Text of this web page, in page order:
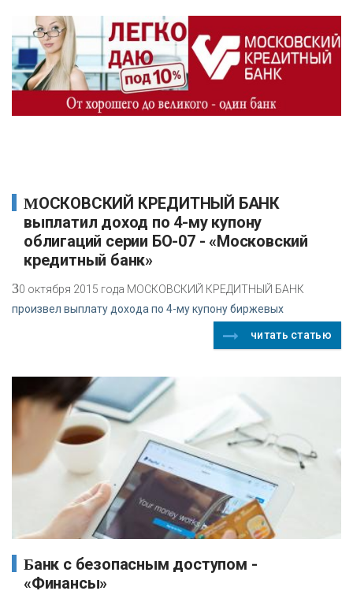
МОСКОВСКИЙ КРЕДИТНЫЙ БАНК
выплатил доход по 4-му купону
облигаций серии БО-07 - «Московский
кредитный банк»
30 октября 2015 года МОСКОВСКИЙ КРЕДИТНЫЙ БАНК
произвел выплату дохода по 4-му купону биржевых
читать статью
Банк с безопасным доступом -
«Финансы»